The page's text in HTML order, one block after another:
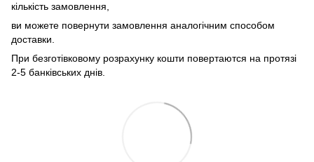
кількість замовлення,
ви можете повернути замовлення аналогічним способом
доставки.
При безготівковому розрахунку кошти повертаются на протязі
2-5 банківських днів.